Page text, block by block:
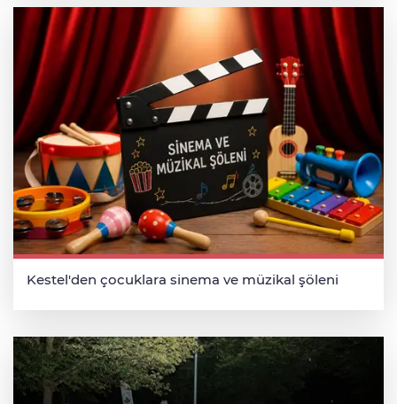
Kestel'den çocuklara sinema ve müzikal şöleni